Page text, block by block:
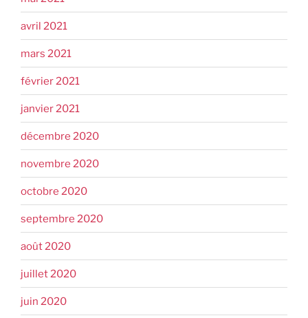
avril 2021
mars 2021
février 2021
janvier 2021
décembre 2020
novembre 2020
octobre 2020
septembre 2020
août 2020
juillet 2020
juin 2020